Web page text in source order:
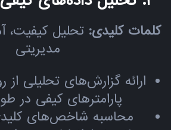
کلمات کلیدی: تحلیل کیفیت،
مدیریتی
ارائه گزارش‌های تحلیلی از
پارامترهای کیفی در
محاسبه شاخص‌های